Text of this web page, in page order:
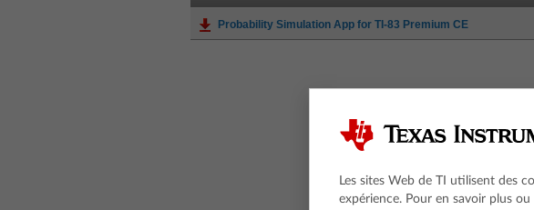
Probability Simulation App for TI-83 Premium CE
Les sites Web de TI utilisent des
expérience. Pour en savoir plus